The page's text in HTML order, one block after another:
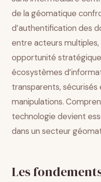
de la géomatique
d’authentification des
entre acteurs
opportunité
écosystèmes
transparents,
manipulations.
technologie devient
dans un secteur
Les